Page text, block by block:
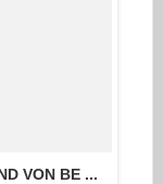
VON BE ...